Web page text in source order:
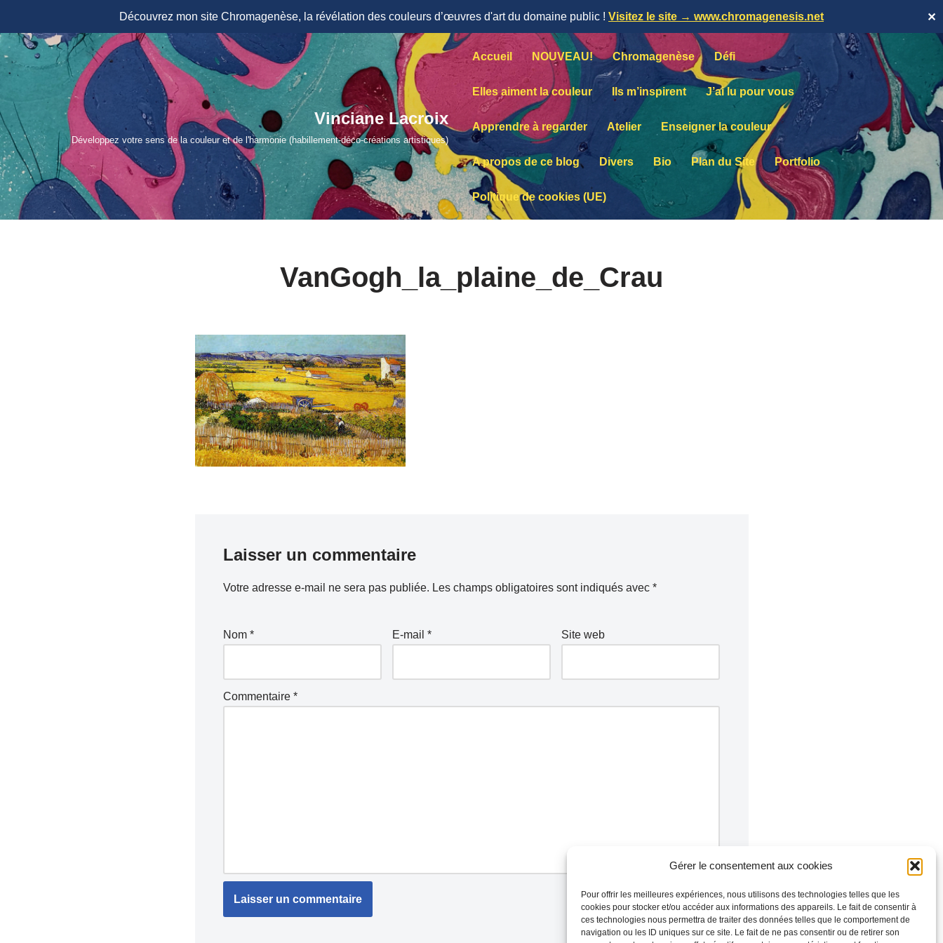
Gérer le consentement aux cookies
Pour offrir les meilleures expériences, nous utilisons des technologies telles que les
cookies pour stocker et/ou accéder aux informations des appareils. Le fait de consentir à
ces technologies nous permettra de traiter des données telles que le comportement de
navigation ou les ID uniques sur ce site. Le fait de ne pas consentir ou de retirer son
Découvrez mon site Chromagenèse, la révélation des couleurs d’œuvres d'art du domaine public ! Visitez le site → www.chromagenesis.net ✕
Aller
contenu
Vinciane Lacroix
Développez votre sens de la couleur et de l'harmonie (habillement-déco-créations artistiques)
Accueil NOUVEAU! Chromagenèse Défi
Elles aiment la couleur Ils m’inspirent J’ai lu pour vous
Apprendre à regarder Atelier Enseigner la couleur
A propos de ce blog Divers Bio Plan du Site Portfolio
Politique de cookies (UE)
VanGogh_la_plaine_de_Crau
Laisser un commentaire
Votre adresse e-mail ne sera pas publiée. Les champs obligatoires sont indiqués avec *
Nom * E-mail * Site web
Commentaire *